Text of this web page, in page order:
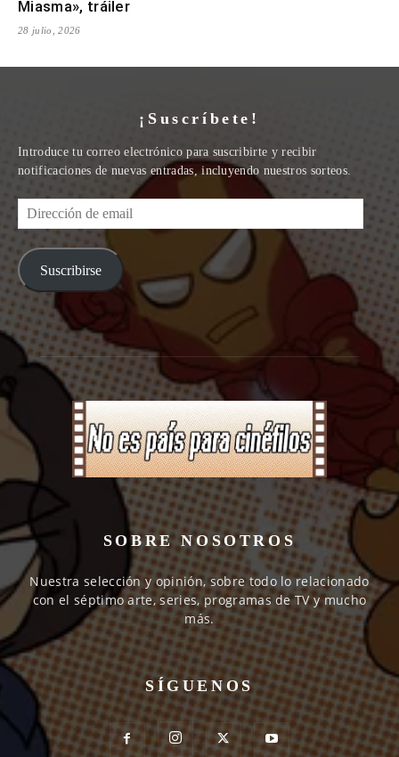
Miasma», tráiler
28 julio, 2026
¡Suscríbete!
Introduce tu correo electrónico para suscribirte y recibir
notificaciones de nuevas entradas, incluyendo nuestros sorteos.
Dirección
de
email
Suscribirse
SOBRE NOSOTROS
Nuestra selección y opinión, sobre todo lo relacionado
con el séptimo arte, series, programas de TV y mucho
más.
SÍGUENOS